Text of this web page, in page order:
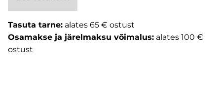
Tasuta tarne: alates 65 € ostust
Osamakse ja järelmaksu võimalus: alates 100 €
ostust